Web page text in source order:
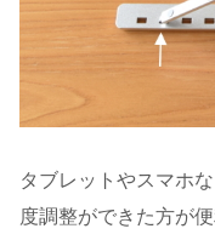
タブレットやスマホ
度調整ができた方が